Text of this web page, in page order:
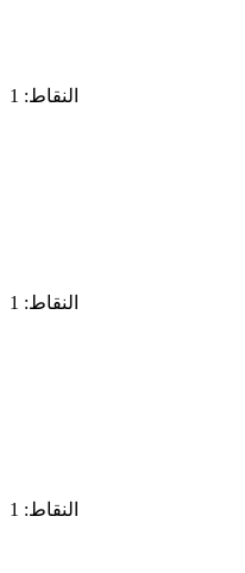
النقاط: 1
النقاط: 1
النقاط: 1